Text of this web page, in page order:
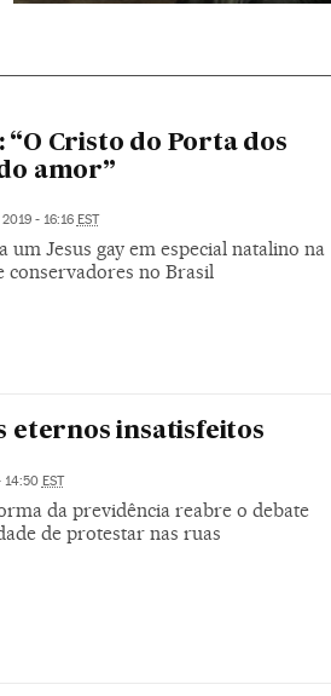
Cristo do Porta dos
amor”
2019 - 16:16 EST
Jesus gay em especial natalino na
conservadores no Brasil
eternos insatisfeitos
14:50 EST
da previdência reabre o debate
de protestar nas ruas